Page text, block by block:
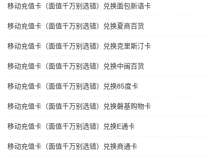
移动充值卡（面值千万别选错）兑换面包新语卡
移动充值卡（面值千万别选错）兑换夏商百货
移动充值卡（面值千万别选错）兑换克里斯汀卡
移动充值卡（面值千万别选错）兑换中闽百货
移动充值卡（面值千万别选错）兑换85度卡
移动充值卡（面值千万别选错）兑换磐基购物卡
移动充值卡（面值千万别选错）兑换E通卡
移动充值卡（面值千万别选错）兑换商通卡